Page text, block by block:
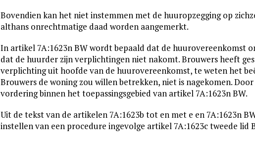
Bovendien kan het niet instemmen met de huuropzegging op
althans onrechtmatige daad worden aangemerkt.
In artikel 7A:1623n BW wordt bepaald dat de huurovereenkomst
dat de huurder zijn verplichtingen niet nakomt. Brouwers heeft
verplichting uit hoofde van de huurovereenkomst, te weten het
Brouwers de woning zou willen betrekken, niet is nagekomen.
vordering binnen het toepassingsgebied van artikel 7A:1623n BW.
Uit de tekst van de artikelen 7A:1623b tot en met e en 7A:1623n
instellen van een procedure ingevolge artikel 7A:1623c tweede lid